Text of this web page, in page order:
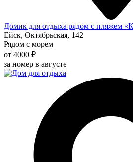
Домик для отдыха рядом с пляжем
Ейск, Октябрьская, 142
Рядом с морем
от 4000 ₽
за номер в августе